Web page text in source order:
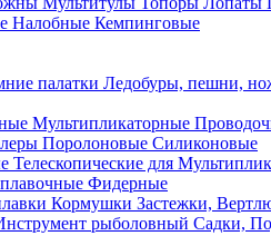
Налобные Кемпинговые
палатки Ледобуры, пешни,
Мультипликаторные
Поролоновые Силиконовые
Телескопические для
Фидерные
Кормушки Застежки,
рыболовный Садки,